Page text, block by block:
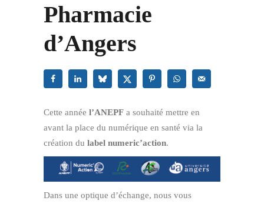
Pharmacie
d’Angers
Cette année l’ANEPF a souhaité mettre en
avant la place du numérique en santé via la
création du label numeric’action.
Dans une optique d’échange, nous vous